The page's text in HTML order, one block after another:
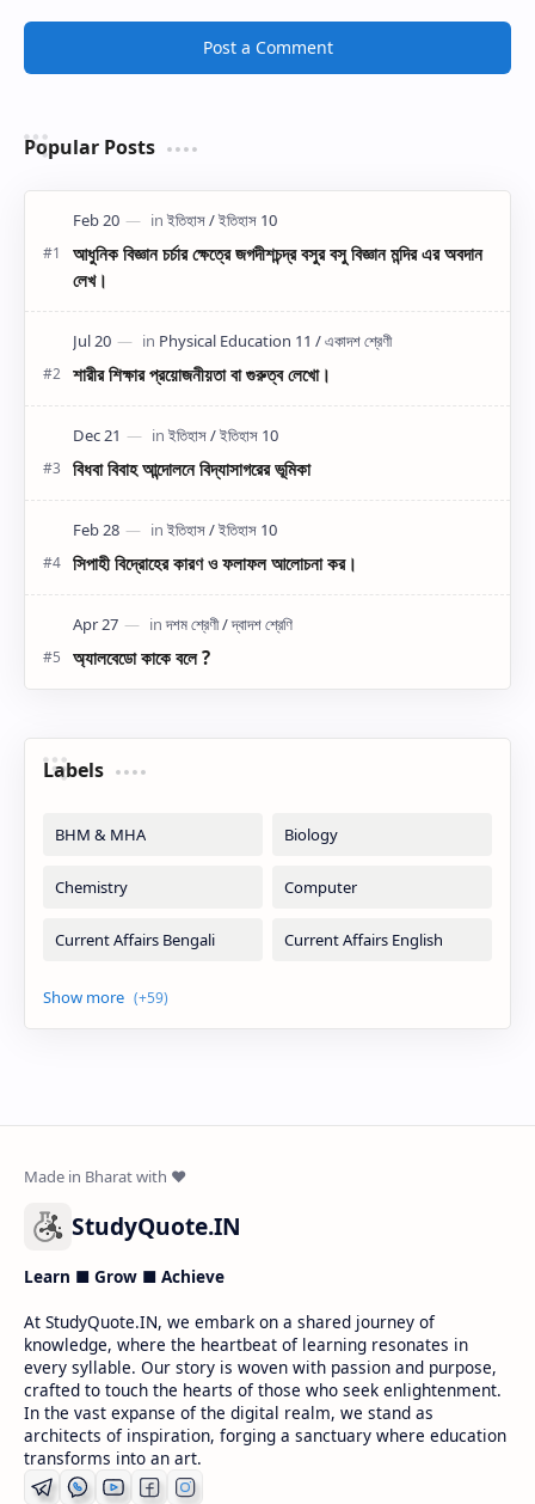
Post a Comment
Popular Posts
আধুনিক বিজ্ঞান চর্চার ক্ষেত্রে জগদীশচন্দ্র বসুর বসু বিজ্ঞান মন্দির এর অবদান
লেখ।
শারীর শিক্ষার প্রয়োজনীয়তা বা গুরুত্ব লেখো।
বিধবা বিবাহ আন্দোলনে বিদ্যাসাগরের ভূমিকা
সিপাহী বিদ্রোহের কারণ ও ফলাফল আলোচনা কর।
অ্যালবেডো কাকে বলে ?
Labels
StudyQuote.IN
Learn ■ Grow ■ Achieve
At StudyQuote.IN, we embark on a shared journey of
knowledge, where the heartbeat of learning resonates in
every syllable. Our story is woven with passion and purpose,
crafted to touch the hearts of those who seek enlightenment.
In the vast expanse of the digital realm, we stand as
architects of inspiration, forging a sanctuary where education
transforms into an art.